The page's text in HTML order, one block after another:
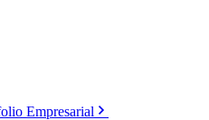
Empresarial